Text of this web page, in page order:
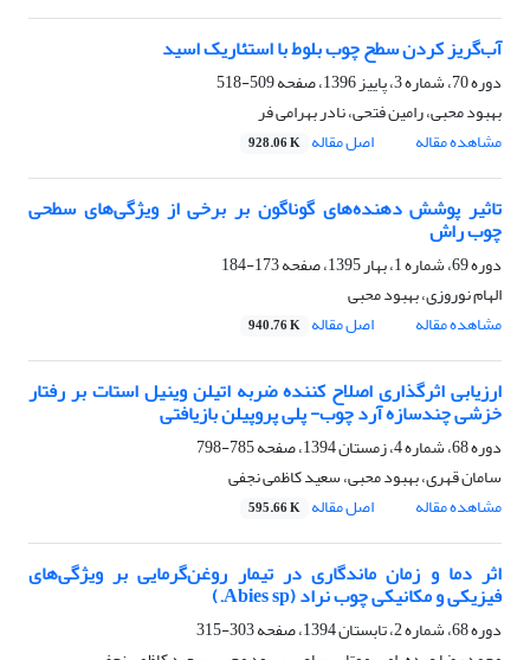
آب‌گریز کردن سطح چوب بلوط با استئاریک اسید
دوره 70، شماره 3، پاییز 1396، صفحه
509-518
بهبود محبی، رامین فتحی، نادر بهرامی فر
مشاهده مقاله
اصل مقاله 928.06 K
تاثیر پوشش دهنده‌های گوناگون بر برخی از ویژگی‌های سطحی
چوب راش
دوره 69، شماره 1، بهار 1395، صفحه
173-184
الهام نوروزی، بهبود محبی
مشاهده مقاله
اصل مقاله 940.76 K
ارزیابی اثرگذاری اصلاح کننده ضربه اتیلن وینیل استات بر رفتار
خزشی چندسازه آرد چوب- پلی پروپیلن بازیافتی
دوره 68، شماره 4، زمستان 1394، صفحه
785-798
سامان قهری، بهبود محبی، سعید کاظمی نجفی
مشاهده مقاله
اصل مقاله 595.66 K
اثر دما و زمان ماندگاری در تیمار روغن‌گرمایی بر ویژگی‌های
فیزیکی و مکانیکی چوب نراد (Abies sp.)
دوره 68، شماره 2، تابستان 1394، صفحه
303-315